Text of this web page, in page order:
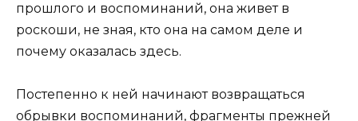
прошлого и воспоминаний, она живет в
роскоши, не зная, кто она на самом деле и
почему оказалась здесь.
Постепенно к ней начинают возвращаться
обрывки воспоминаний, фрагменты прежней